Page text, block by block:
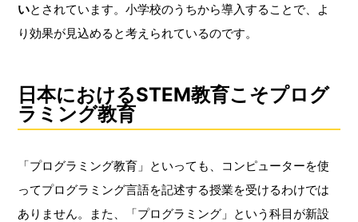
いとされています。小学校のうちから導入することで、よ
り効果が見込めると考えられているのです。
日本におけるSTEM教育こそプログ
ラミング教育
「プログラミング教育」といっても、コンピューターを使
ってプログラミング言語を記述する授業を受けるわけでは
ありません。また、「プログラミング」という科目が新設